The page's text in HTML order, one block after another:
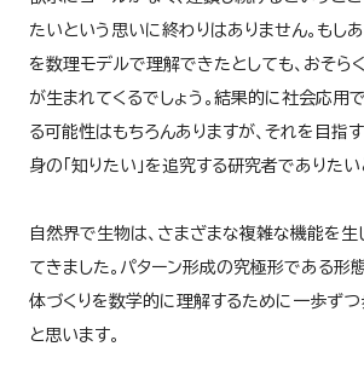
たいという思いに終わりはありません。もし
を数理モデルで理解できたとしても、おそら
が生まれてくるでしょう。結果的に社会応用
る可能性はもちろんありますが、それを目指
身の「知りたい」を追究する研究者でありたい
自然界で生物は、さまざまな複雑な機能を生
てきました。パターン形成の究極形である形
体づくりを数学的に理解するために一歩ず
と思います。